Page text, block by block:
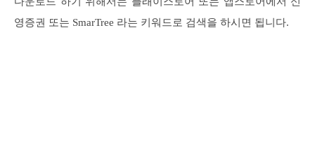
영증권 또는 SmarTree 라는 키워드로 검색을 하시면 됩니다.